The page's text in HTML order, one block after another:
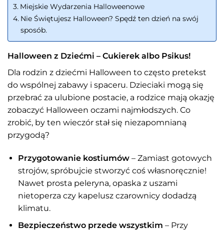
Miejskie Wydarzenia Halloweenowe
Nie Świętujesz Halloween? Spędź ten dzień na swój
sposób.
Halloween z Dziećmi – Cukierek albo Psikus!
Dla rodzin z dziećmi Halloween to często pretekst
do wspólnej zabawy i spaceru. Dzieciaki mogą się
przebrać za ulubione postacie, a rodzice mają okazję
zobaczyć Halloween oczami najmłodszych. Co
zrobić, by ten wieczór stał się niezapomnianą
przygodą?
Przygotowanie kostiumów– Zamiast gotowych
strojów, spróbujcie stworzyć coś własnoręcznie!
Nawet prosta peleryna, opaska z uszami
nietoperza czy kapelusz czarownicy dodadzą
klimatu.
Bezpieczeństwo przede wszystkim – Przy